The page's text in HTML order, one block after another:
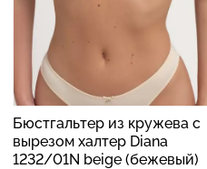
Бюстгальтер из кружева с
вырезом халтер Diana
1232/01N beige (бежевый)